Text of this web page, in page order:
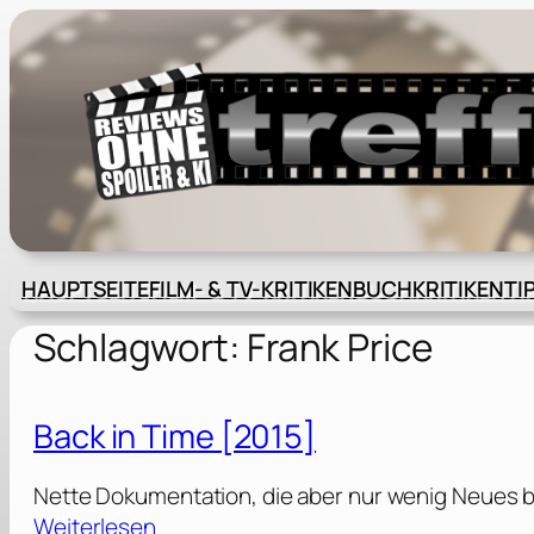
Zum
Inhalt
springen
HAUPTSEITEFILM- & TV-KRITIKENBUCHKRITIKEN
Schlagwort: Frank Price
Back in Time [2015]
Nette Dokumentation, die aber nur wenig Neues
Weiterlesen: